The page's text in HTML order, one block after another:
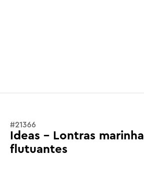
#21366
Ideas - Lontras
flutuantes